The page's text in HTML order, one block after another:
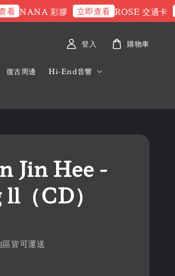
NANA 彩膠 立即查看 ROSE 交通卡 立
復古周邊 Hi-End音響
登入 購物車
Jin Hee -
（CD）
皆可運送